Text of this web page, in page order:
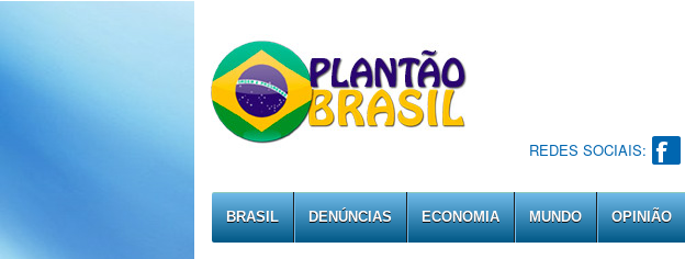
REDES SOCIAIS:
BRASIL DENÚNCIAS ECONOMIA MUNDO OPINIÃO